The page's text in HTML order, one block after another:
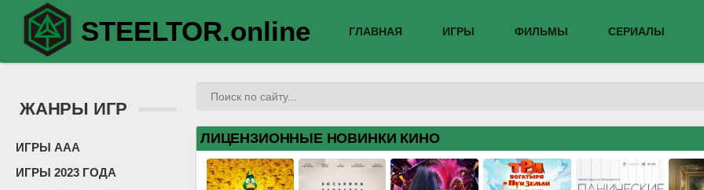
STEELTOR.online ГЛАВНАЯ ИГРЫ ФИЛЬМЫ СЕРИАЛЫ
ЖАНРЫ ИГР
ИГРЫ ААА
ИГРЫ 2023 ГОДА
ЛИЦЕНЗИОННЫЕ НОВИНКИ КИНО